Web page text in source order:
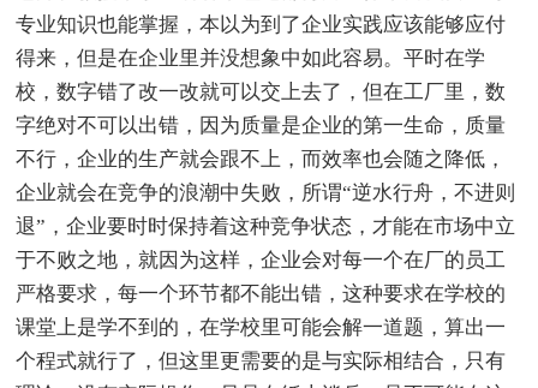
专业知识也能掌握，本以为到了企业实践应该能够应付
得来，但是在企业里并没想象中如此容易。平时在学
校，数字错了改一改就可以交上去了，但在工厂里，数
字绝对不可以出错，因为质量是企业的第一生命，质量
不行，企业的生产就会跟不上，而效率也会随之降低，
企业就会在竞争的浪潮中失败，所谓“逆水行舟，不进则
退”，企业要时时保持着这种竞争状态，才能在市场中立
于不败之地，就因为这样，企业会对每一个在厂的员工
严格要求，每一个环节都不能出错，这种要求在学校的
课堂上是学不到的，在学校里可能会解一道题，算出一
个程式就行了，但这里更需要的是与实际相结合，只有